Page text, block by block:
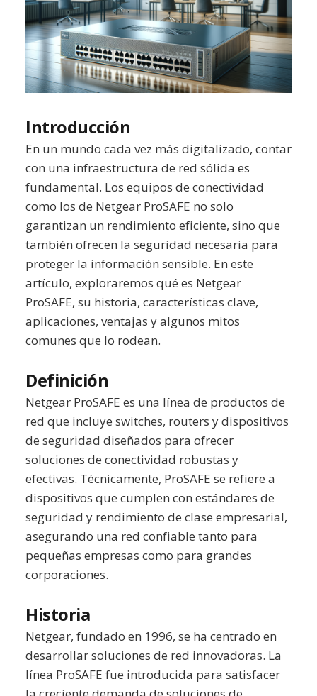
Introducción
En un mundo cada vez más digitalizado, contar
con una infraestructura de red sólida es
fundamental. Los equipos de conectividad
como los de Netgear ProSAFE no solo
garantizan un rendimiento eficiente, sino que
también ofrecen la seguridad necesaria para
proteger la información sensible. En este
artículo, exploraremos qué es Netgear
ProSAFE, su historia, características clave,
aplicaciones, ventajas y algunos mitos
comunes que lo rodean.
Definición
Netgear ProSAFE es una línea de productos de
red que incluye switches, routers y dispositivos
de seguridad diseñados para ofrecer
soluciones de conectividad robustas y
efectivas. Técnicamente, ProSAFE se refiere a
dispositivos que cumplen con estándares de
seguridad y rendimiento de clase empresarial,
asegurando una red confiable tanto para
pequeñas empresas como para grandes
corporaciones.
Historia
Netgear, fundado en 1996, se ha centrado en
desarrollar soluciones de red innovadoras. La
línea ProSAFE fue introducida para satisfacer